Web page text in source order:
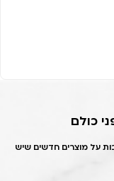
כולם
על מוצרים חדשים שיש